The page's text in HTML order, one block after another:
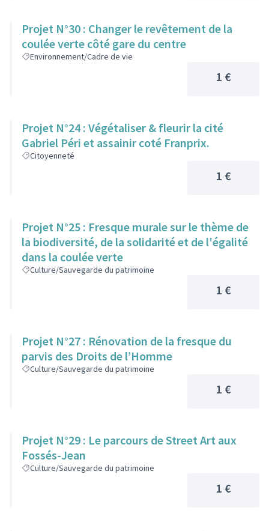
Projet N°30 : Changer le revêtement de la
coulée verte côté gare du centre
Environnement/Cadre de vie
1 €
Projet N°24 : Végétaliser & fleurir la cité
Gabriel Péri et assainir coté Franprix.
Citoyenneté
1 €
Projet N°25 : Fresque murale sur le thème de
la biodiversité, de la solidarité et de l'égalité
dans la coulée verte
Culture/Sauvegarde du patrimoine
1 €
Projet N°27 : Rénovation de la fresque du
parvis des Droits de l’Homme
Culture/Sauvegarde du patrimoine
1 €
Projet N°29 : Le parcours de Street Art aux
Fossés-Jean
Culture/Sauvegarde du patrimoine
1 €